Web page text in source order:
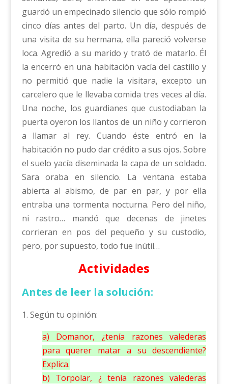
guardó un empecinado silencio que sólo rompió
cinco días antes del parto. Un día, después de
una visita de su hermana, ella pareció volverse
loca. Agredió a su marido y trató de matarlo. Él
la encerró en una habitación vacía del castillo y
no permitió que nadie la visitara, excepto un
carcelero que le llevaba comida tres veces al día.
Una noche, los guardianes que custodiaban la
puerta oyeron los llantos de un niño y corrieron
a llamar al rey. Cuando éste entró en la
habitación no pudo dar crédito a sus ojos. Sobre
el suelo yacía diseminada la capa de un soldado.
Sara oraba en silencio. La ventana estaba
abierta al abismo, de par en par, y por ella
entraba una tormenta nocturna. Pero del niño,
ni rastro… mandó que decenas de jinetes
corrieran en pos del pequeño y su custodio,
pero, por supuesto, todo fue inútil…
Actividades
Antes de leer la solución:
1. Según tu opinión:
a) Domanor, ¿tenía razones valederas
para querer matar a su descendiente?
Explica.
b) Torpolar, ¿ tenía razones valederas